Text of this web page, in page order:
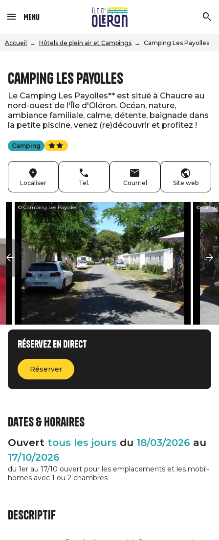
Menu
Accueil Hôtels de plein air et Campings Camping Les Payolles
Camping Les Payolles
Le Camping Les Payolles** est situé à Chaucre au
nord-ouest de l'Île d'Oléron. Océan, nature,
ambiance familiale, calme, détente, baignade dans
la petite piscine, venez (re)découvrir et profitez !
Camping
Localiser Tel. Courriel Site web
© Camping Les Payolles ©
Réservez en direct
Réserver
Dates & horaires
Ouvert tous les jours du 18/03/2026 au
17/10/2026
du 1er au 17/10 ouvert pour les emplacements et les mobil-
homes avec 1 ou 2 chambres
Descriptif